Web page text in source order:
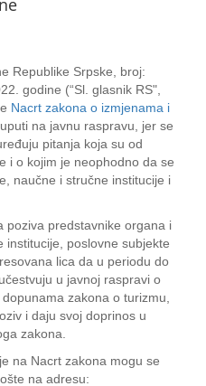
Republike Srpske, broj:
godine (“Sl. glasnik RS",
Nacrt zakona o izmjenama i
uputi na javnu raspravu, jer se
pitanja koja su od
i o kojim je neophodno da se
naučne i stručne institucije i
poziva predstavnike organa i
institucije, poslovne subjekte
lica da u periodu do
u javnoj raspravi o
zakona o turizmu,
i daju svoj doprinos u
zakona.
na Nacrt zakona mogu se
na adresu: